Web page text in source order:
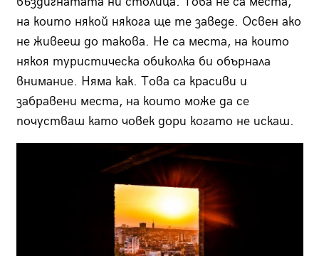
на които някой някога ще те заведе. Освен ако
не живееш до такова. Не са места, на които
някоя туристическа обиколка би обърнала
внимание. Няма как. Това са красиви и
забравени места, на които може да се
почустваш като човек дори когато не искаш.